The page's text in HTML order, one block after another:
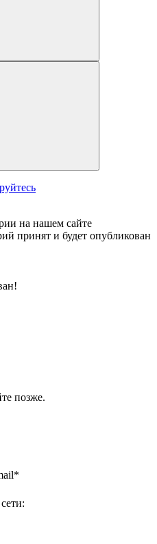
на нашем сайте
принят и будет опубликован
позже.
*